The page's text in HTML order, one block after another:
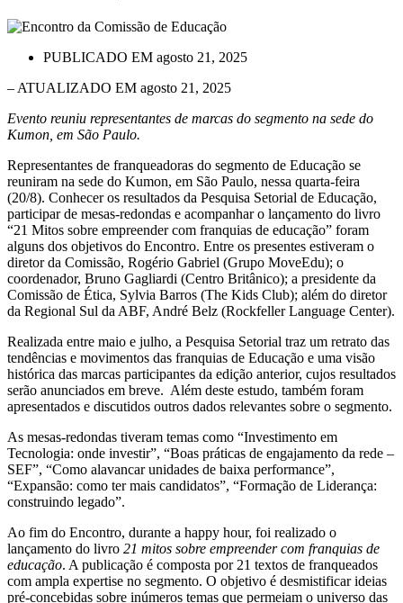
PUBLICADO EM agosto 21, 2025
– ATUALIZADO EM agosto 21, 2025
Evento reuniu representantes de marcas do segmento na sede do
Kumon, em São Paulo.
Representantes de franqueadoras do segmento de Educação se
reuniram na sede do Kumon, em São Paulo, nessa quarta-feira
(20/8). Conhecer os resultados da Pesquisa Setorial de Educação,
participar de mesas-redondas e acompanhar o lançamento do livro
“21 Mitos sobre empreender com franquias de educação” foram
alguns dos objetivos do Encontro. Entre os presentes estiveram o
diretor da Comissão, Rogério Gabriel (Grupo MoveEdu); o
coordenador, Bruno Gagliardi (Centro Britânico); a presidente da
Comissão de Ética, Sylvia Barros (The Kids Club); além do diretor
da Regional Sul da ABF, André Belz (Rockfeller Language Center).
Realizada entre maio e julho, a Pesquisa Setorial traz um retrato das
tendências e movimentos das franquias de Educação e uma visão
histórica das marcas participantes da edição anterior, cujos resultados
serão anunciados em breve. Além deste estudo, também foram
apresentados e discutidos outros dados relevantes sobre o segmento.
As mesas-redondas tiveram temas como “Investimento em
Tecnologia: onde investir”, “Boas práticas de engajamento da rede –
SEF”, “Como alavancar unidades de baixa performance”,
“Expansão: como ter mais candidatos”, “Formação de Liderança:
construindo legado”.
Ao fim do Encontro, durante a happy hour, foi realizado o
lançamento do livro 21 mitos sobre empreender com franquias de
educação. A publicação é composta por 21 textos de franqueados
com ampla expertise no segmento. O objetivo é desmistificar ideias
pré-concebidas sobre inúmeros temas que permeiam o universo das